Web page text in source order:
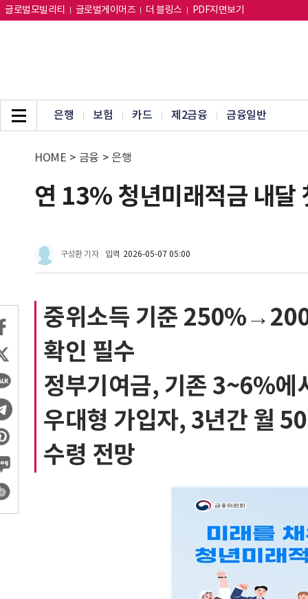
글로벌모빌리티 글로벌게이머즈 더 블링스 PDF지면보기
은행 보험 카드 제2금융 금융일반
HOME > 금융 > 은행
연 13% 청년미래적금 내
구성환 기자 입력 2026-05-07 05:00
중위소득 기준
확인 필수
정부기여금, 기존 3~6%에
우대형 가입자, 3년간 월
수령 전망